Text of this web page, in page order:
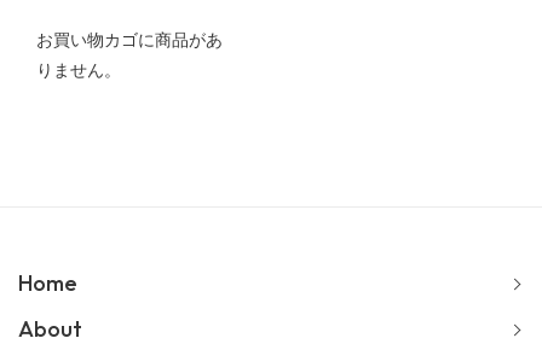
お買い物カゴに商品があ
りません。
Home
About